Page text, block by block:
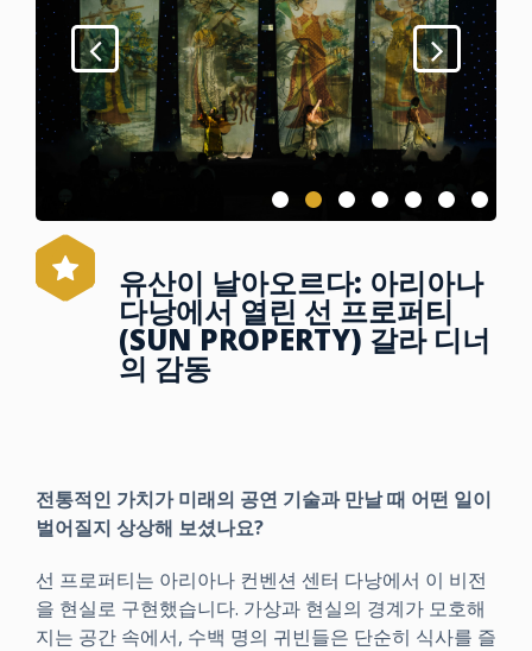
유산이 날아오르다: 아리아나
다낭에서 열린 선 프로퍼티
(SUN PROPERTY) 갈라 디너
의 감동
전통적인 가치가 미래의 공연 기술과 만날 때 어떤 일이
벌어질지 상상해 보셨나요?
선 프로퍼티는 아리아나 컨벤션 센터 다낭에서 이 비전
을 현실로 구현했습니다. 가상과 현실의 경계가 모호해
지는 공간 속에서, 수백 명의 귀빈들은 단순히 식사를 즐